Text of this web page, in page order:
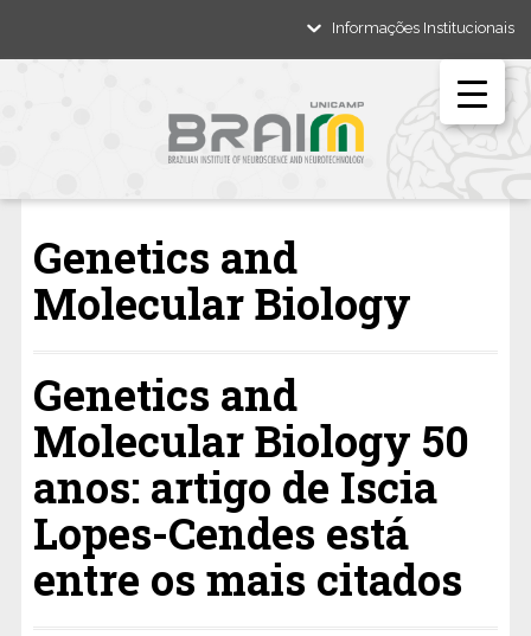
Informações Institucionais
Genetics and
Molecular Biology
Genetics and
Molecular Biology 50
anos: artigo de Iscia
Lopes-Cendes está
entre os mais citados